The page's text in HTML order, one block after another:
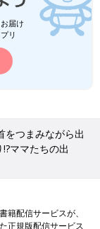
届け
リ
をつまみながら出
ママたちの出
籍配信サービスが、
正規版配信サービス